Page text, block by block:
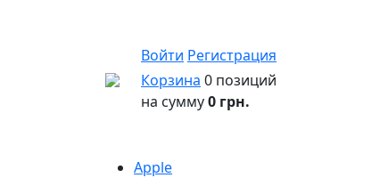
Войти Регистрация
Корзина 0 позиций
на сумму0 грн.
Apple